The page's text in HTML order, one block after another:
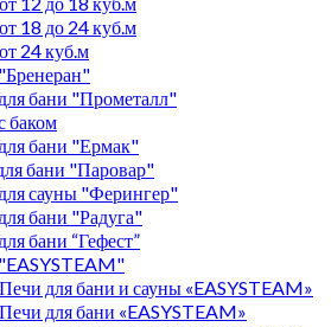
от 18 до 24 куб.м
от 24 куб.м
бани "Прометалл"
баком
бани "Ермак"
бани "Паровар"
сауны "Ферингер"
бани "Радуга"
бани “Гефест”
Печи для бани и сауны «EASYSTEAM»
Печи для бани «EASYSTEAM»